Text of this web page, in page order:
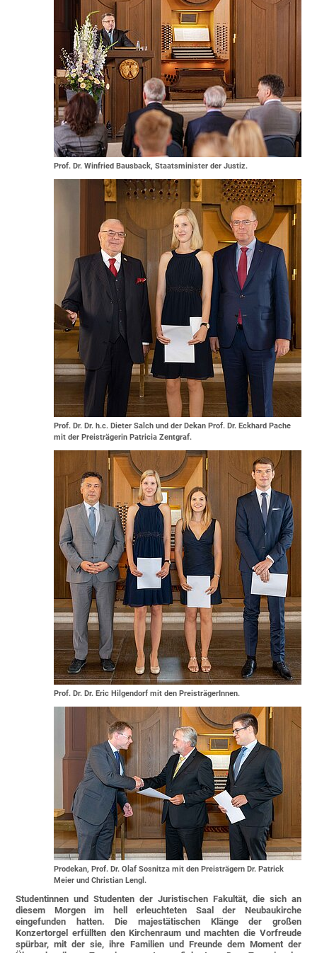
Prof. Dr. Winfried Bausback, Staatsminister der Justiz.
Prof. Dr. Dr. h.c. Dieter Salch und der Dekan Prof. Dr. Eckhard Pache
mit der Preisträgerin Patricia Zentgraf.
Prof. Dr. Dr. Eric Hilgendorf mit den PreisträgerInnen.
Prodekan, Prof. Dr. Olaf Sosnitza mit den Preisträgern Dr. Patrick
Meier und Christian Lengl.
Studentinnen und Studenten der Juristischen Fakultät, die sich an
diesem Morgen im hell erleuchteten Saal der Neubaukirche
eingefunden hatten. Die majestätischen Klänge der großen
Konzertorgel erfüllten den Kirchenraum und machten die Vorfreude
spürbar, mit der sie, ihre Familien und Freunde dem Moment der